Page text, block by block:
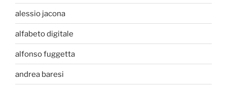
alessio jacona
alfabeto digitale
alfonso fuggetta
andrea baresi